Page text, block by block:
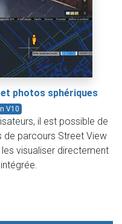
photos sphériques
V10
il est possible de
parcours Street View
visualiser directement